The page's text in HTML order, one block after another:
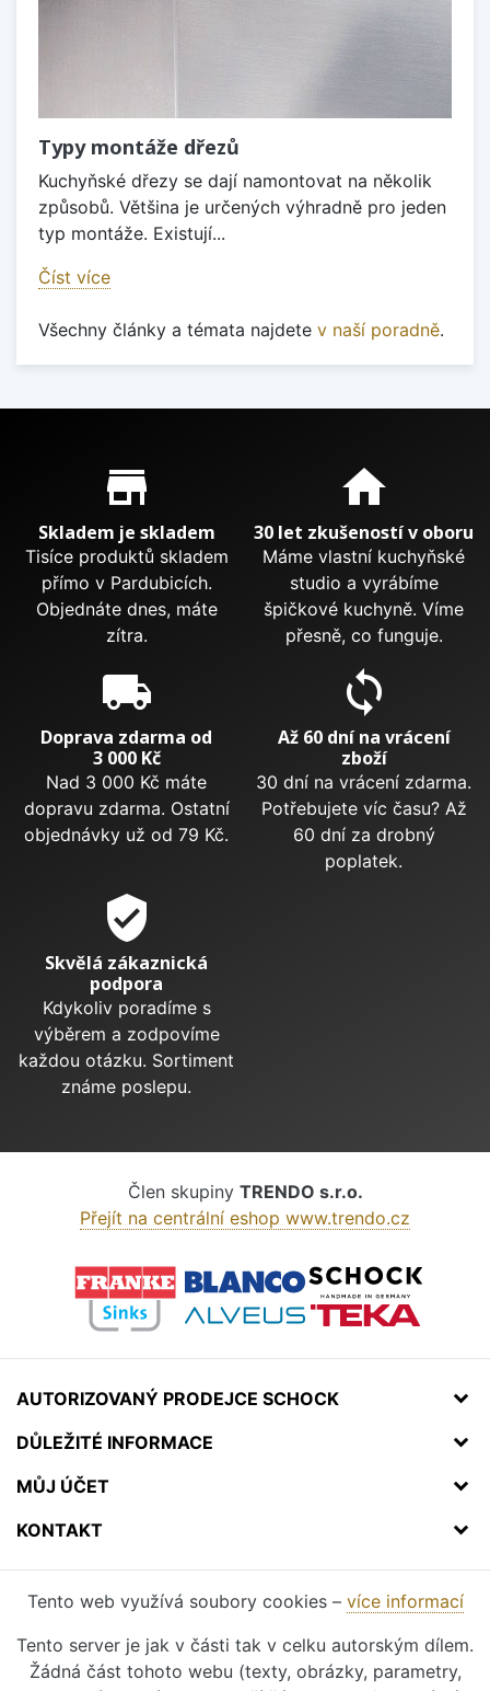
Typy montáže dřezů
Kuchyňské dřezy se dají namontovat na několik
způsobů. Většina je určených výhradně pro jeden
typ montáže. Existují...
Číst více
Všechny články a témata najdete v naší poradně.
Proč nakupovat u nás?
store_mall_directory
Skladem je skladem
Tisíce produktů skladem
přímo v Pardubicích.
Objednáte dnes, máte
zítra.
home
30 let zkušeností v oboru
Máme vlastní kuchyňské
studio a vyrábíme
špičkové kuchyně. Víme
přesně, co funguje.
local_shipping
Doprava zdarma od
3 000 Kč
Nad 3 000 Kč máte
dopravu zdarma. Ostatní
objednávky už od 79 Kč.
sync
Až 60 dní na vrácení
zboží
30 dní na vrácení zdarma.
Potřebujete víc času? Až
60 dní za drobný
poplatek.
verified_user
Skvělá zákaznická
podpora
Kdykoliv poradíme s
výběrem a zodpovíme
každou otázku. Sortiment
známe poslepu.
Člen skupiny TRENDO s.r.o.
Přejít na centrální eshop www.trendo.cz
AUTORIZOVANÝ PRODEJCE SCHOCK
DŮLEŽITÉ INFORMACE
MŮJ ÚČET
KONTAKT
Tento web využívá soubory cookies – více informací
Tento server je jak v části tak v celku autorským dílem.
Žádná část tohoto webu (texty, obrázky, parametry,